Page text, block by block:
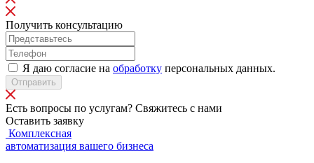
Получить консультацию
Я даю согласие на обработку персональных данных.
Отправить
Есть вопросы по услугам? Свяжитесь с нами
Оставить заявку
Комплексная
автоматизация вашего бизнеса